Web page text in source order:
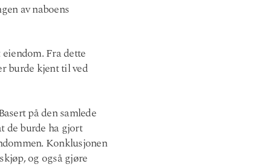
av naboens
Fra dette
burde kjent til ved
på den samlede
de burde ha gjort
Konklusjonen
og også gjøre